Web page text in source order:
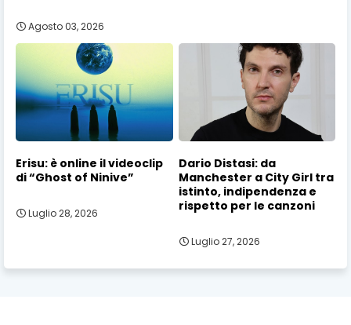
Agosto 03, 2026
Erisu: è online il videoclip
di “Ghost of Ninive”
Luglio 28, 2026
Dario Distasi: da
Manchester a City Girl tra
istinto, indipendenza e
rispetto per le canzoni
Luglio 27, 2026